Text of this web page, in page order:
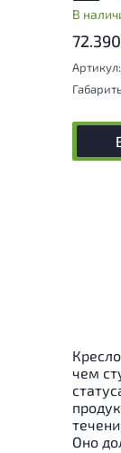
В
72.390
Артикул:
чем
Оно